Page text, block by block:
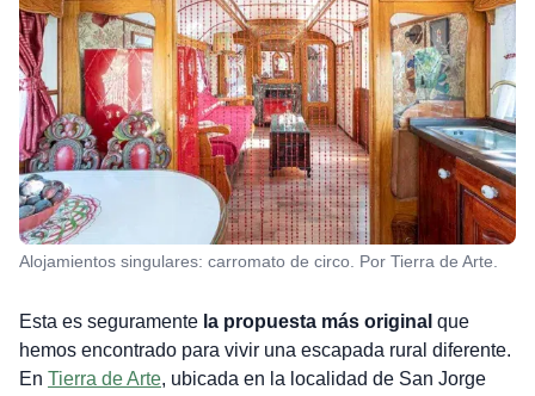
Alojamientos singulares: carromato de circo. Por Tierra de Arte.
Esta es seguramentela propuesta más original que
hemos encontrado para vivir una escapada rural diferente.
En Tierra de Arte, ubicada en la localidad de San Jorge